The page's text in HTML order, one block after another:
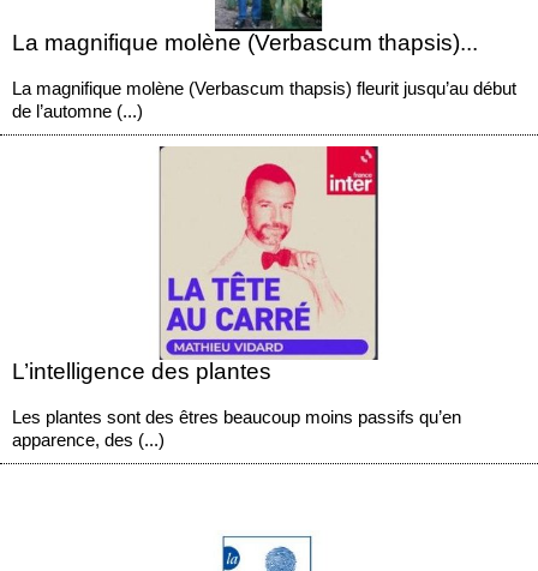
La magnifique molène (Verbascum thapsis)...
La magnifique molène (Verbascum thapsis) fleurit jusqu’au début
de l’automne (...)
L’intelligence des plantes
Les plantes sont des êtres beaucoup moins passifs qu’en
apparence, des (...)